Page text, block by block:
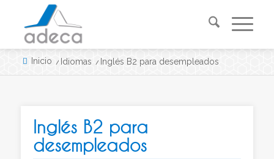
Inicio / Idiomas / Inglés B2 para desempleados
Inglés B2 para
desempleados